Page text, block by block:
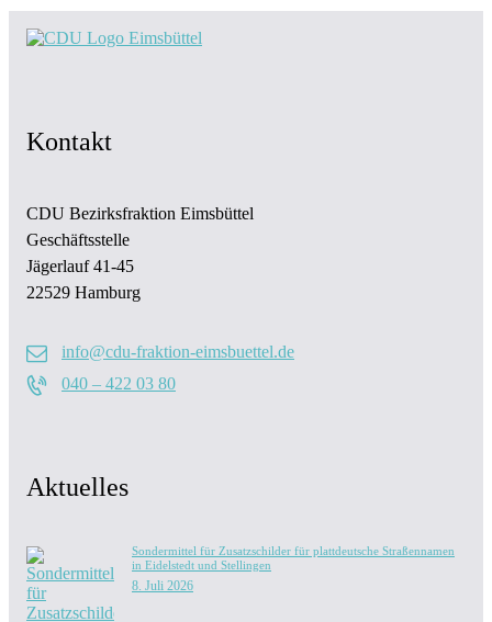
Kontakt
CDU Bezirksfraktion Eimsbüttel
Geschäftsstelle
Jägerlauf 41-45
22529 Hamburg
info@cdu-fraktion-eimsbuettel.de
040 – 422 03 80
Aktuelles
Sondermittel für Zusatzschilder für plattdeutsche Straßennamen
in Eidelstedt und Stellingen
8. Juli 2026